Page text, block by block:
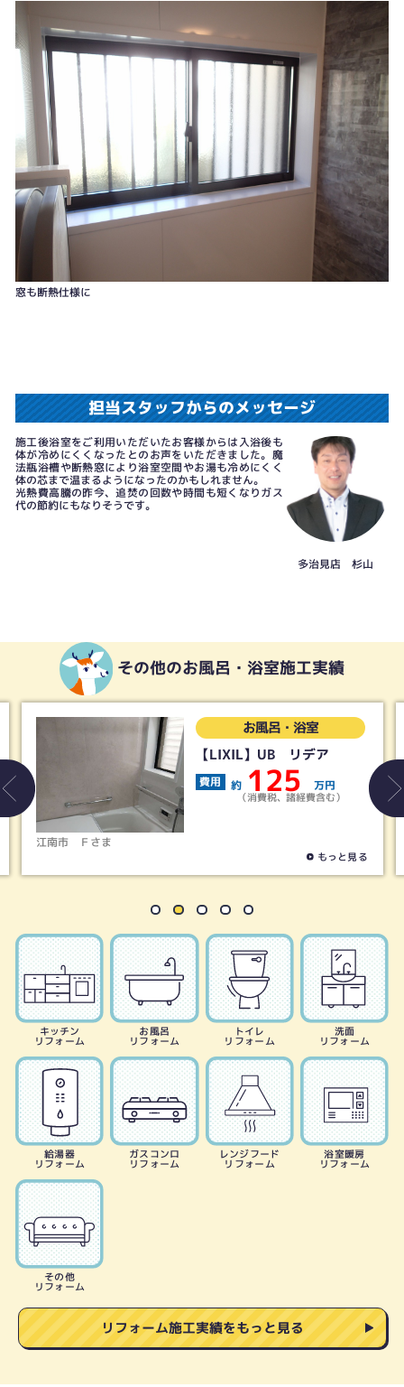
窓も断熱仕様に
担当スタッフからのメッセージ
施工後浴室をご利用いただいたお客様からは入浴後も
体が冷めにくくなったとのお声をいただきました。魔
法瓶浴槽や断熱窓により浴室空間やお湯も冷めにくく
体の芯まで温まるようになったのかもしれません。
光熱費高騰の昨今、追焚の回数や時間も短くなりガス
代の節約にもなりそうです。
多治見店 杉山
その他のお風呂・浴室施工実績
江南市 Ｆさま
お風呂・浴室
【LIXIL】UB リデア
費用 約 125 万円
（消費税、諸経費含む）
もっと見る
キッチン
リフォーム
お風呂
リフォーム
トイレ
リフォーム
洗面
リフォーム
給湯器
リフォーム
ガスコンロ
リフォーム
レンジフード
リフォーム
浴室暖房
リフォーム
その他
リフォーム
リフォーム施工実績をもっと見る